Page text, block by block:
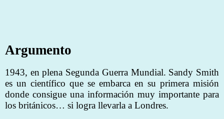
Argumento
1943, en plena Segunda Guerra Mundial. Sandy Smith
es un científico que se embarca en su primera misión
donde consigue una información muy importante para
los británicos… si logra llevarla a Londres.